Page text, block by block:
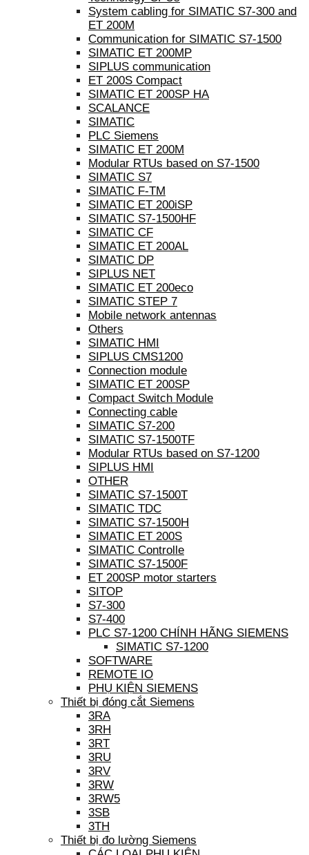
System cabling for SIMATIC S7-300 and
ET 200M
Communication for SIMATIC S7-1500
SIMATIC ET 200MP
SIPLUS communication
ET 200S Compact
SIMATIC ET 200SP HA
SCALANCE
SIMATIC
PLC Siemens
SIMATIC ET 200M
Modular RTUs based on S7-1500
SIMATIC S7
SIMATIC F-TM
SIMATIC ET 200iSP
SIMATIC S7-1500HF
SIMATIC CF
SIMATIC ET 200AL
SIMATIC DP
SIPLUS NET
SIMATIC ET 200eco
SIMATIC STEP 7
Mobile network antennas
Others
SIMATIC HMI
SIPLUS CMS1200
Connection module
SIMATIC ET 200SP
Compact Switch Module
Connecting cable
SIMATIC S7-200
SIMATIC S7-1500TF
Modular RTUs based on S7-1200
SIPLUS HMI
OTHER
SIMATIC S7-1500T
SIMATIC TDC
SIMATIC S7-1500H
SIMATIC ET 200S
SIMATIC Controlle
SIMATIC S7-1500F
ET 200SP motor starters
SITOP
S7-300
S7-400
PLC S7-1200 CHÍNH HÃNG SIEMENS
SIMATIC S7-1200
SOFTWARE
REMOTE IO
PHỤ KIỆN SIEMENS
Thiết bị đóng cắt Siemens
3RA
3RH
3RT
3RU
3RV
3RW
3RW5
3SB
3TH
Thiết bị đo lường Siemens